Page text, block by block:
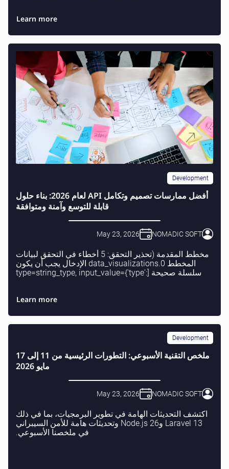
Learn more
Development
أفضل ممارسات تصميم وتكامل API لعام 2026: بناء حلول
قابلة للتوسع وآمنة ومتوافقة
NOMADIC SOFT
May 23, 2026
مخطط المقدمة (تحذير التحقق: 5 أخطاء في التحقق لبيانات
المخطط data_visualizations.0 الإدخال يجب أن يكون
سلسلة صحيحة [type=string_type, input_value={'type':
Learn more
Development
ملخص التقنية الأسبوعي: التطورات الرئيسية من 11 إلى 17
مايو 2026
NOMADIC SOFT
May 23, 2026
اكتشف التحديثات الهامة في تطوير البرمجيات، بما في ذلك
Laravel 13 وNode.js 26 وتحديثات هامة للأمن السيبراني
في ملخصنا الأسبوعي.